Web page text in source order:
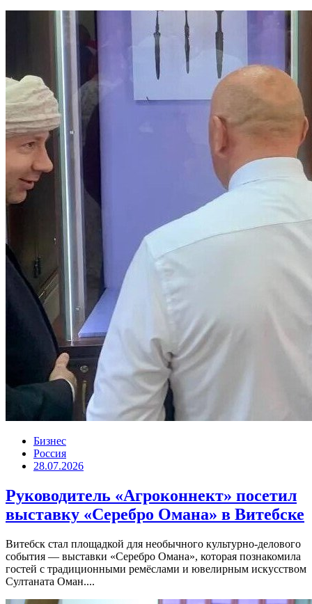
Бизнес
Россия
28.07.2026
Руководитель «Агроконнект» посетил
выставку «Серебро Омана» в Витебске
Витебск стал площадкой для необычного культурно-делового
события — выставки «Серебро Омана», которая познакомила
гостей с традиционными ремёслами и ювелирным искусством
Султаната Оман....